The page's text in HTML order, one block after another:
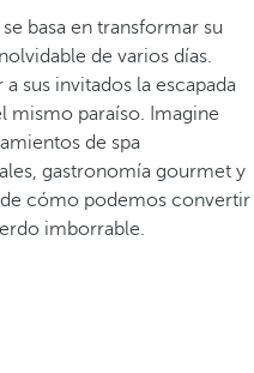
basa en transformar su
de varios días.
sus invitados la escapada
mismo paraíso. Imagine
de spa
gastronomía gourmet y
cómo podemos convertir
imborrable.